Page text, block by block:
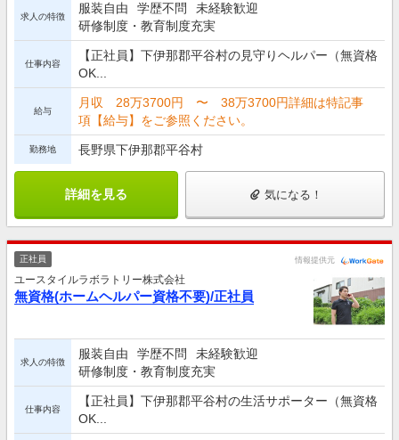
求人の特徴
服装自由 学歴不問
未経験歓迎
研修制度・教育制度充実
仕事内容
【正社員】下伊那郡平谷村の見守りヘルパー（無資格
OK...
給与
月収 28万3700円 〜 38万3700円詳細は特記事
項【給与】をご参照ください。
勤務地 長野県下伊那郡平谷村
詳細を見る 気になる！
正社員 情報提供元
ユースタイルラボラトリー株式会社
無資格(ホームヘルパー資格不要)/正社員
求人の特徴
服装自由 学歴不問
未経験歓迎
研修制度・教育制度充実
仕事内容
【正社員】下伊那郡平谷村の生活サポーター（無資格
OK...